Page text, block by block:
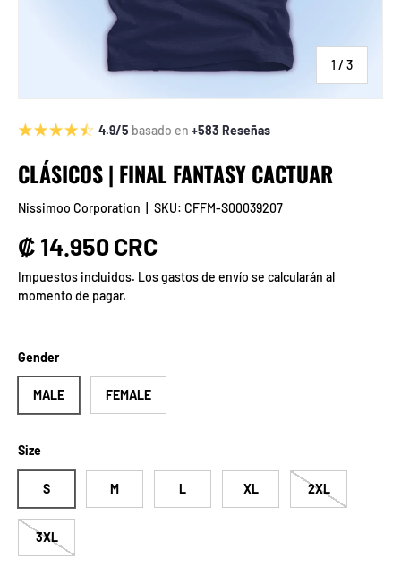
1 / de
3
4.9/5 basado en +583 Reseñas
CLÁSICOS | FINAL FANTASY CACTUAR
Nissimoo Corporation SKU: CFFM-S00039207
Precio normal
₡ 14.950 CRC
Impuestos incluidos. Los gastos de envío se calcularán al
momento de pagar.
Gender
MALE FEMALE
Size
S M L XL 2XL
3XL